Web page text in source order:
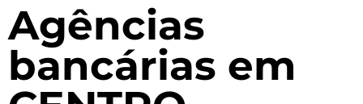
Agências
bancárias em